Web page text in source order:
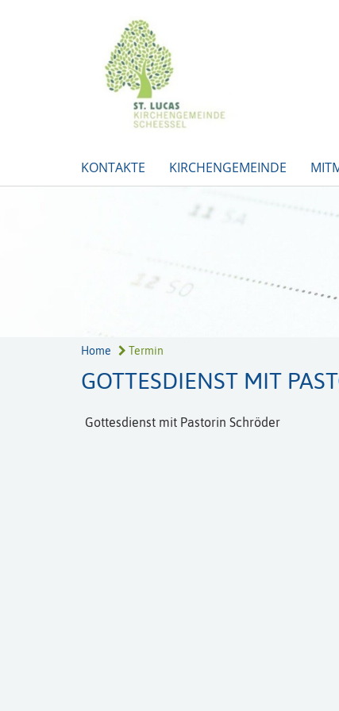
KONTAKTE KIRCHENGEMEINDE
Home Termin
GOTTESDIENST MIT
Gottesdienst mit Pastorin Schröder